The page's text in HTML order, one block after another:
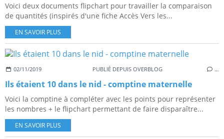
Voici deux documents flipchart pour travailler la comparaison
de quantités (inspirés d'une fiche Accès Vers les...
EN SAVOIR PLUS
02/11/2019 PUBLIÉ DEPUIS OVERBLOG …
Ils étaient 10 dans le nid - comptine maternelle
Voici la comptine à compléter avec les points pour représenter
les nombres + le flipchart permettant de faire disparaître...
EN SAVOIR PLUS